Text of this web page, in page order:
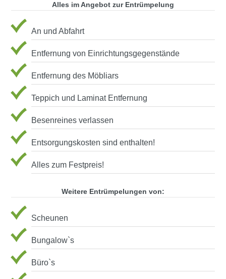
Alles im Angebot zur Entrümpelung
An und Abfahrt
Entfernung von Einrichtungsgegenstände
Entfernung des Möbliars
Teppich und Laminat Entfernung
Besenreines verlassen
Entsorgungskosten sind enthalten!
Alles zum Festpreis!
Weitere Entrümpelungen von:
Scheunen
Bungalow`s
Büro`s